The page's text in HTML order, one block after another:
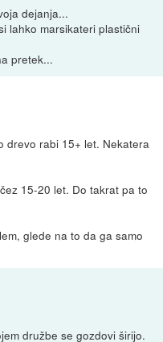
dejanja...
lahko marsikateri plastični
pretek...
drevo rabi 15+ let. Nekatera
15-20 let. Do takrat pa to
glede na to da ga samo
družbe se gozdovi širijo.